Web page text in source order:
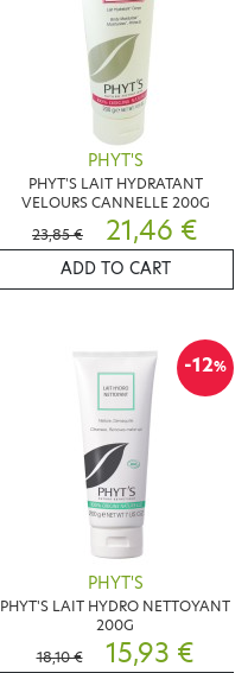
PHYT'S
PHYT'S LAIT HYDRATANT
VELOURS CANNELLE 200G
23,85 €
21,46 €
ADD TO CART
-12%
PHYT'S
PHYT'S LAIT HYDRO NETTOYANT
200G
18,10 €
15,93 €